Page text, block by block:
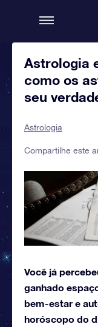
Astrologia
como os
seu
Astrologia
Compartilhe este
Você já
ganhado
bem-estar e
horóscopo do